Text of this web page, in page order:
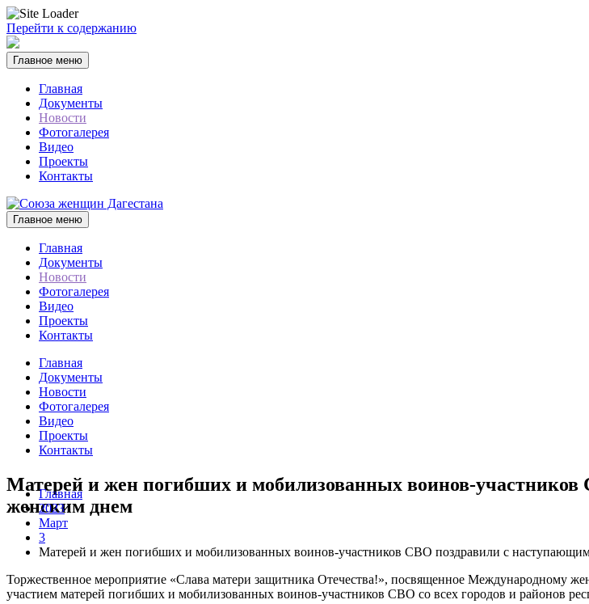
Перейти к содержанию
Главное меню
Главная
Документы
Новости
Фотогалерея
Видео
Проекты
Контакты
Главное меню
Главная
Документы
Новости
Фотогалерея
Видео
Проекты
Контакты
Главная
Документы
Новости
Фотогалерея
Видео
Проекты
Контакты
Матерей и жен погибших и мобилизованных воинов-
женским днем
Главная
2023
Март
3
Матерей и жен погибших и мобилизованных воинов-участников СВО поздравили с
Торжественное мероприятие «Слава матери защитника Отечества!», посвященное Международному
участием матерей погибших и мобилизованных воинов-участников СВО со всех городов и районов